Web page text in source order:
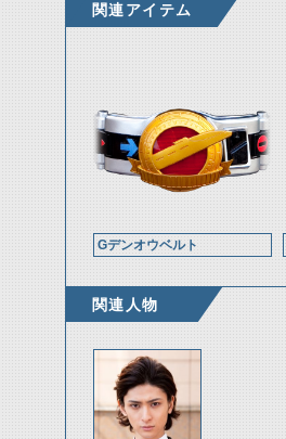
関連アイテム
Gデンオウベルト
関連人物